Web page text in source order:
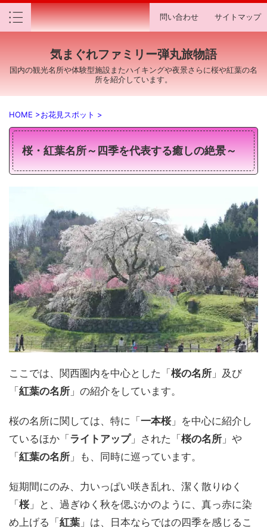
問い合わせ サイトマップ
気まぐれファミリー弾丸旅物語
国内の観光名所や体験型施設またハイキングや夜景さらに桜や紅葉の名
所を紹介しています。
HOME >お花見スポット >
桜・紅葉名所～四季を代表する癒しの絶景～
ここでは、関西圏内を中心とした「 桜の名所 」及び
「 紅葉の名所 」の紹介をしています。
桜の名所に関しては、特に「 一本桜」を中心に紹介し
ているほか「 ライトアップ」された「 桜の名所 」や
「 紅葉の名所 」も、同時に巡っています。
短期間にのみ、力いっぱい咲き乱れ、潔く散りゆく
「 桜」と、過ぎゆく秋を偲ぶかのように、真っ赤に染
め上げる「 紅葉 」は、日本ならではの四季を感じるこ